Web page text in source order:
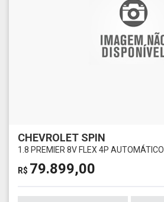
CHEVROLET SPIN
1.8 PREMIER 8V FLEX 4P AUTOMÁTICO
R$ 79.899,00